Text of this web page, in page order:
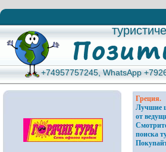
+74957757245, WhatsApp
+74957757245, WhatsApp
Греция.
Лучшие
от
поиска